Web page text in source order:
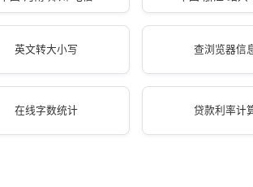
英文转大小写 查浏览器信
在线字数统计 贷款利率计